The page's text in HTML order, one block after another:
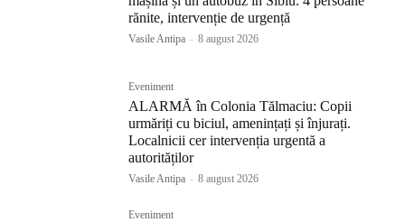
rănite, intervenție de urgență
Vasile Antipa - 8 august 2026
Eveniment
ALARMĂ în Colonia Tălmaciu: Copii
urmăriți cu biciul, amenințați și înjurați.
Localnicii cer intervenția urgentă a
autorităților
Vasile Antipa - 8 august 2026
Eveniment